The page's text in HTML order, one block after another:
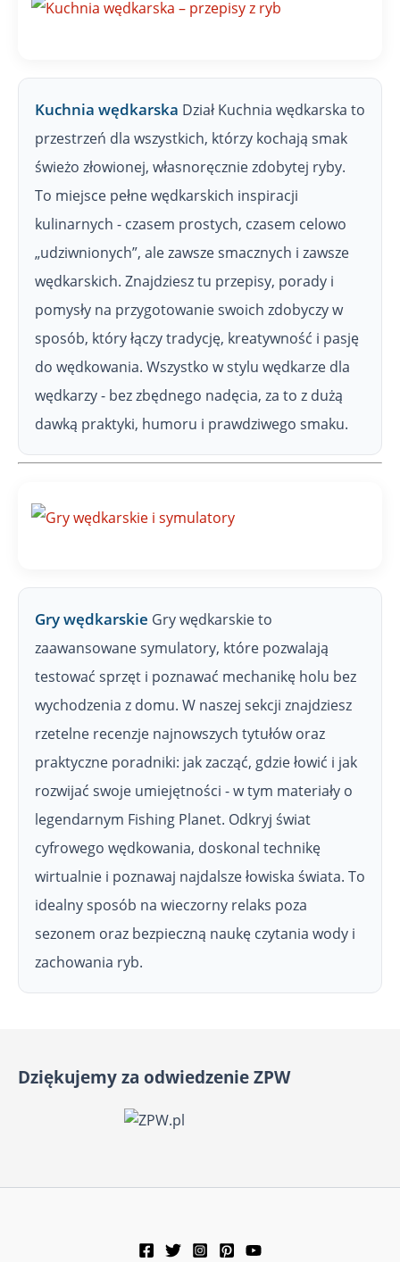
Kuchnia wędkarska Dział Kuchnia wędkarska to
przestrzeń dla wszystkich, którzy kochają smak
świeżo złowionej, własnoręcznie zdobytej ryby.
To miejsce pełne wędkarskich inspiracji
kulinarnych - czasem prostych, czasem celowo
„udziwnionych”, ale zawsze smacznych i zawsze
wędkarskich. Znajdziesz tu przepisy, porady i
pomysły na przygotowanie swoich zdobyczy w
sposób, który łączy tradycję, kreatywność i pasję
do wędkowania. Wszystko w stylu wędkarze dla
wędkarzy - bez zbędnego nadęcia, za to z dużą
dawką praktyki, humoru i prawdziwego smaku.
Gry wędkarskie Gry wędkarskie to
zaawansowane symulatory, które pozwalają
testować sprzęt i poznawać mechanikę holu bez
wychodzenia z domu. W naszej sekcji znajdziesz
rzetelne recenzje najnowszych tytułów oraz
praktyczne poradniki: jak zacząć, gdzie łowić i jak
rozwijać swoje umiejętności - w tym materiały o
legendarnym Fishing Planet. Odkryj świat
cyfrowego wędkowania, doskonal technikę
wirtualnie i poznawaj najdalsze łowiska świata. To
idealny sposób na wieczorny relaks poza
sezonem oraz bezpieczną naukę czytania wody i
zachowania ryb.
Dziękujemy za odwiedzenie ZPW